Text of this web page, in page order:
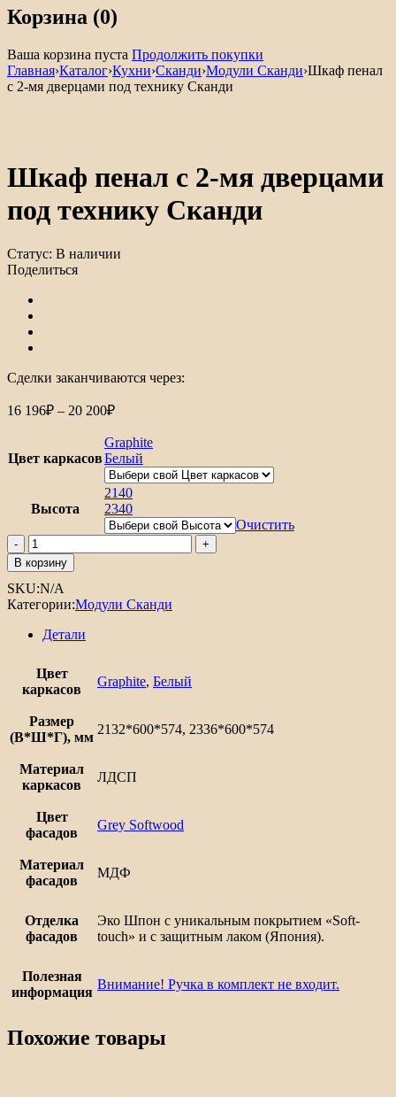
Корзина (0)
Ваша корзина пуста Продолжить покупки
Главная›Каталог›Кухни›Сканди›Модули Сканди›Шкаф пенал
с 2-мя дверцами под технику Сканди
Шкаф пенал с 2-мя дверцами
под технику Сканди
Статус: В наличии
Поделиться
Сделки заканчиваются через:
16 196₽ – 20 200₽Диапазон
16
196₽
–
20
200₽
Цвет каркасов
Graphite
Белый
Высота
2140
2340
Очистить
Количество
товара
Шкаф
пенал
с
мя
под
технику
Сканди
В корзину
SKU:N/A
Категории:Модули Сканди
Детали
Цвет
каркасов
Graphite, Белый
Размер
(В*Ш*Г), мм
2132*600*574, 2336*600*574
Материал
каркасов
ЛДСП
Цвет
фасадов
Grey Softwood
Материал
фасадов
МДФ
Отделка
фасадов
Эко Шпон с уникальным покрытием «Soft-
touch» и с защитным лаком (Япония).
Полезная
информация
Внимание! Ручка в комплект не входит.
Похожие товары